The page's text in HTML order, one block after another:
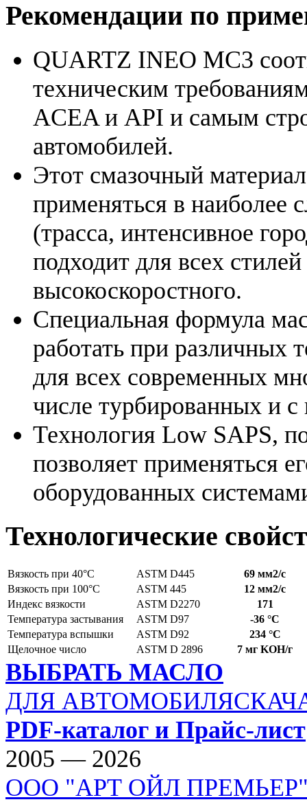
Рекомендации по
QUARTZ INEO MC3
техническим
ACEA и API и самым
автомобилей.
Этот смазочный
применяться в наиболее
(трасса, интенсивное
подходит для всех
высокоскоростного.
Специальная формула
работать при различных
для всех современных
числе турбированных и
Технология Low SAPS,
позволяет применяться
оборудованных
Технологические
Вязкость при 40°C ASTM D445
69 мм2/с
Вязкость при 100°C
ASTM 445
12 мм2/с
Индекс вязкости
ASTM D2270
171
Температура застывания
ASTM D97
-36 °C
Температура вспышки
ASTM D92
234 °C
Щелочное число
ASTM D 2896 7 мг KOH/г
ВЫБРАТЬ МАСЛО
ДЛЯ АВТОМОБИЛЯ
PDF-каталог и Прайс-лист
2005 — 2026
ООО "АРТ ОЙЛ